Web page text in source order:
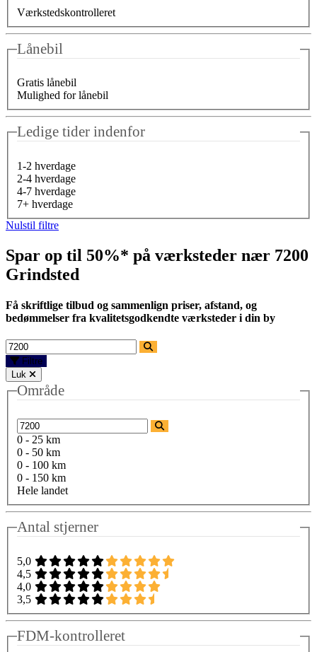
Værkstedskontrolleret
Lånebil
Gratis lånebil
Mulighed for lånebil
Ledige tider indenfor
1-2 hverdage
2-4 hverdage
4-7 hverdage
7+ hverdage
Nulstil filtre
Spar op til 50%* på værksteder nær 7200
Grindsted
Få skriftlige tilbud og sammenlign priser, afstand, og
bedømmelser fra kvalitetsgodkendte værksteder i din by
Filtre
Luk
Område
0 - 25 km
0 - 50 km
0 - 100 km
0 - 150 km
Hele landet
Antal stjerner
5,0
4,5
4,0
3,5
FDM-kontrolleret